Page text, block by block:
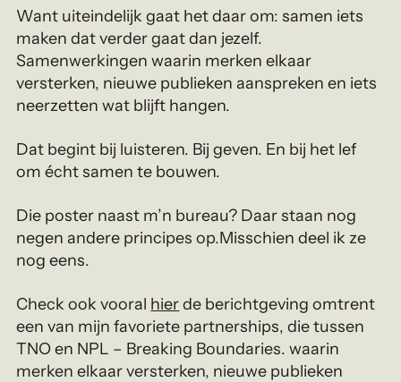
Want uiteindelijk gaat het daar om: samen iets
maken dat verder gaat dan jezelf.
Samenwerkingen waarin merken elkaar
versterken, nieuwe publieken aanspreken en iets
neerzetten wat blijft hangen.
Dat begint bij luisteren. Bij geven. En bij het lef
om écht samen te bouwen.
Die poster naast m’n bureau? Daar staan nog
negen andere principes op.Misschien deel ik ze
nog eens.
Check ook vooral hierde berichtgeving omtrent
een van mijn favoriete partnerships, die tussen
TNO en NPL – Breaking Boundaries. waarin
merken elkaar versterken, nieuwe publieken